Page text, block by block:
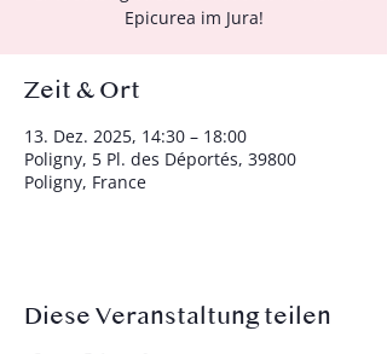
Epicurea im Jura!
Zeit & Ort
13. Dez. 2025, 14:30 – 18:00
Poligny, 5 Pl. des Déportés, 39800
Poligny, France
Diese Veranstaltung teilen